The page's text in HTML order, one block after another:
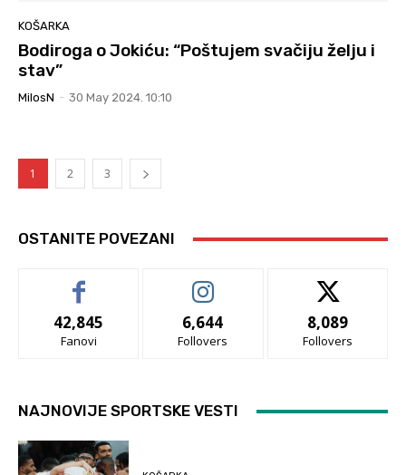
KOŠARKA
Bodiroga o Jokiću: “Poštujem svačiju želju i
stav”
MilosN - 30 May 2024. 10:10
1 2 3
OSTANITE POVEZANI
42,845
Fanovi
6,644
Follovers
8,089
Follovers
NAJNOVIJE SPORTSKE VESTI